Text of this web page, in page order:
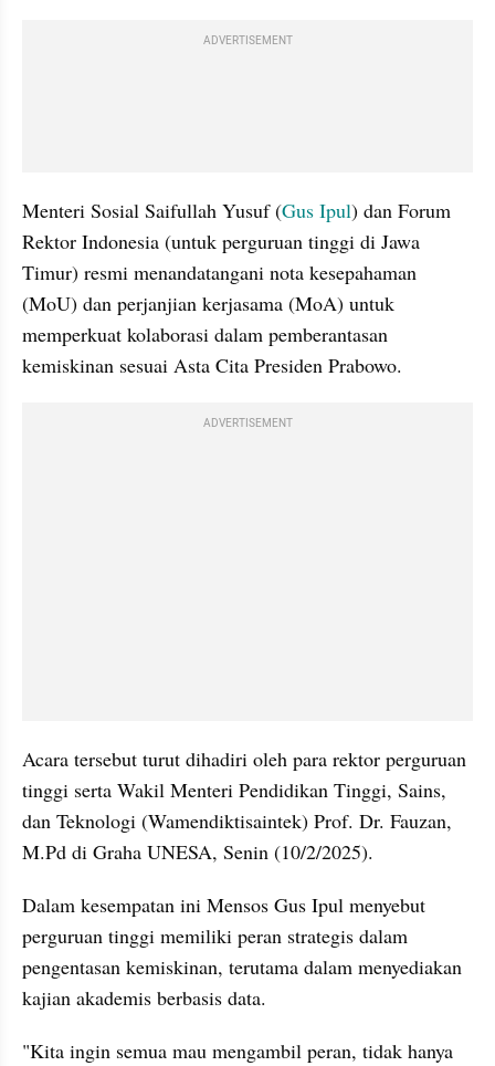
ADVERTISEMENT
Menteri Sosial Saifullah Yusuf (Gus Ipul) dan Forum
Rektor Indonesia (untuk perguruan tinggi di Jawa
Timur) resmi menandatangani nota kesepahaman
(MoU) dan perjanjian kerjasama (MoA) untuk
memperkuat kolaborasi dalam pemberantasan
kemiskinan sesuai Asta Cita Presiden Prabowo.
ADVERTISEMENT
Acara tersebut turut dihadiri oleh para rektor perguruan
tinggi serta Wakil Menteri Pendidikan Tinggi, Sains,
dan Teknologi (Wamendiktisaintek) Prof. Dr. Fauzan,
M.Pd di Graha UNESA, Senin (10/2/2025).
Dalam kesempatan ini Mensos Gus Ipul menyebut
perguruan tinggi memiliki peran strategis dalam
pengentasan kemiskinan, terutama dalam menyediakan
kajian akademis berbasis data.
"Kita ingin semua mau mengambil peran, tidak hanya